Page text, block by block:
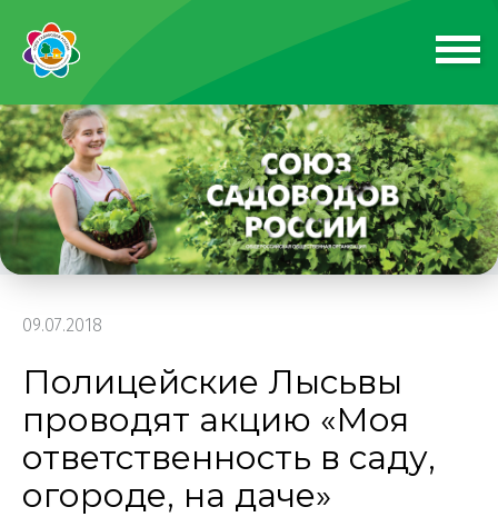
09.07.2018
Полицейские Лысьвы
проводят акцию «Моя
ответственность в саду,
огороде, на даче»